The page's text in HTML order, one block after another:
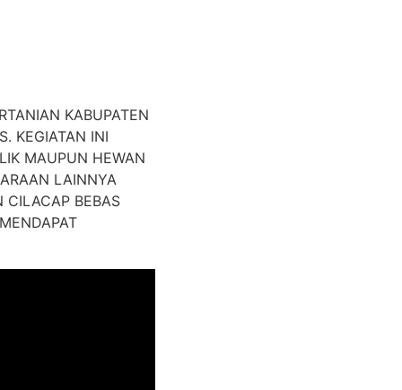
KABUPATEN
KEGIATAN INI
MAUPUN HEWAN
LAINNYA
CILACAP BEBAS